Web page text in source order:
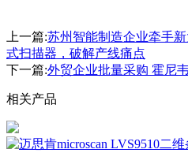
上一篇:苏州智能制造企业牵手
式扫描器，破解产线痛点
下一篇:外贸企业批量采购 霍尼
相关产品